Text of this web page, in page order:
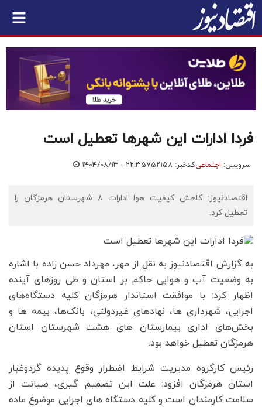
فردا ادارات این شهرها تعطیل است
سرویس: اجتماعیکدخبر: ۷۵۲۱۵۸ ۱۴۰۴/۰۸/۱۳ - ۲۲:۳۵
اقتصادنیوز: کاهش کیفیت هوا ادارات ۸ شهرستان هرمزگان را
تعطیل کرد.
به گزارش اقتصادنیوز به نقل از مهر، مهرداد حسن زاده با اشاره
به وضعیت آب و هوایی حاکم بر استان و طی روزهای آینده
اظهار کرد: با موافقت استاندار هرمزگان کلیه دستگاه‌های
اجرایی، شهرداری ها، نهادهای غیردولتی، بانک‌ها، بیمه ها و
بخش‌های اداری بیمارستان های هشت شهرستان استان
هرمزگان تعطیل خواهد بود.
رئیس کارگروه مدیریت شرایط اضطرار وقوع پدیده گردوغبار
استان هرمزگان افزود: علت این تصمیم گیری، صیانت از
سلامت کارمندان است و کلیه دستگاه های اجرایی موضوع ماده